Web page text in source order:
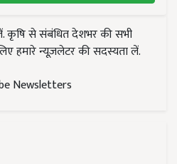
कृषि से संबंधित देशभर की सभी
हमारे न्यूज़लेटर की सदस्यता लें.
Newsletters